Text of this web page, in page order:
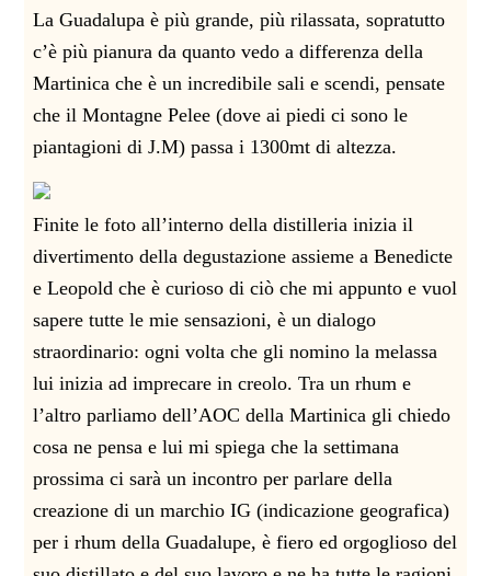
La Guadalupa è più grande, più rilassata, sopratutto
c’è più pianura da quanto vedo a differenza della
Martinica che è un incredibile sali e scendi, pensate
che il Montagne Pelee (dove ai piedi ci sono le
piantagioni di J.M) passa i 1300mt di altezza.
Finite le foto all’interno della distilleria inizia il
divertimento della degustazione assieme a Benedicte
e Leopold che è curioso di ciò che mi appunto e vuol
sapere tutte le mie sensazioni, è un dialogo
straordinario: ogni volta che gli nomino la melassa
lui inizia ad imprecare in creolo. Tra un rhum e
l’altro parliamo dell’AOC della Martinica gli chiedo
cosa ne pensa e lui mi spiega che la settimana
prossima ci sarà un incontro per parlare della
creazione di un marchio IG (indicazione geografica)
per i rhum della Guadalupe, è fiero ed orgoglioso del